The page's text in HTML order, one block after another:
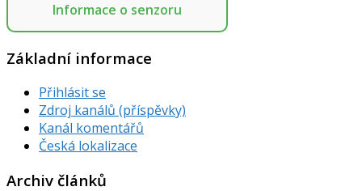
Informace o senzoru
Základní informace
Přihlásit se
Zdroj kanálů (příspěvky)
Kanál komentářů
Česká lokalizace
Archiv článků